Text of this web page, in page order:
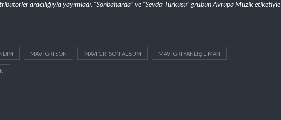
aracılığıyla yayımladı. “Sonbaharda”ve “Sevda Türküsü” grubun Avrupa Müziketiketiyle
MAVI GRI SON MAVI GRI SON ALBÜM MAVI GRI YANLIŞ LIMAN